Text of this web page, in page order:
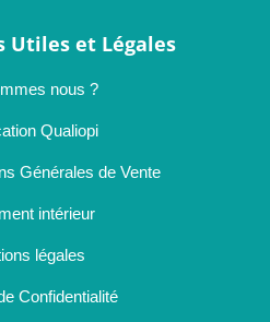
Utiles et Légales
nous ?
Qualiopi
Générales de Vente
intérieur
légales
Confidentialité